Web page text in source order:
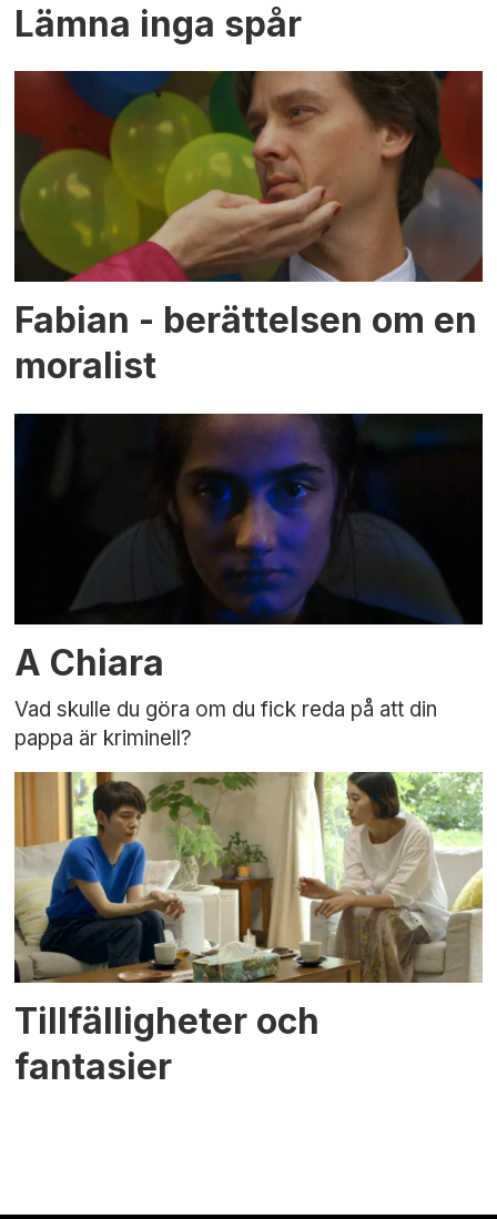
Lämna inga spår
Fabian - berättelsen om en
moralist
A Chiara
Vad skulle du göra om du fick reda på att din
pappa är kriminell?
Tillfälligheter och
fantasier